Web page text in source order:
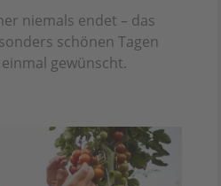
niemals endet – das
schönen Tagen
gewünscht.